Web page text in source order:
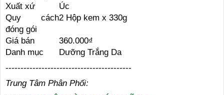
Xuất xứ
Úc
Quy cách
đóng gói
2 Hộp kem x 330g
Giá bán
360.000₫
Danh mục
Dưỡng Trắng Da
------------------------------------------
Trung Tâm Phân Phối: